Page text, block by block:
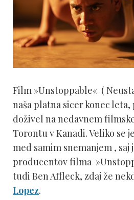
Film »Unstoppable« (
naša platna sicer konec
doživel na nedavnem
Torontu v Kanadi. Veliko se
med samim snemanjem ,
producentov filma
tudi Ben Affleck, zdaj že
Lopez.